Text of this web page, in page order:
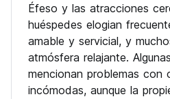
Éfeso y las atracciones
huéspedes elogian
amable y servicial, y
atmósfera relajante.
mencionan problemas con
incómodas, aunque la